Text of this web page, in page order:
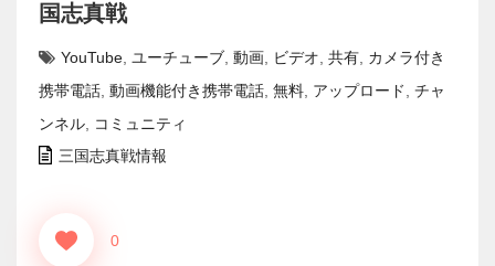
国志真戦
YouTube ユーチューブ 動画 ビデオ 共有 カメラ付き
携帯電話 動画機能付き携帯電話 無料 アップロード
チャ
ンネル
コミュニティ
三国志真戦情報
0